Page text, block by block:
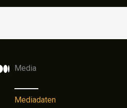
Media
Mediadaten